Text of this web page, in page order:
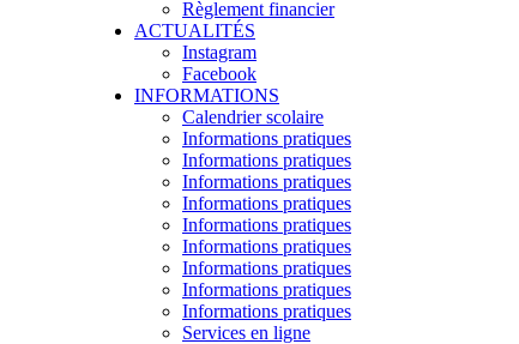
Règlement financier
ACTUALITÉS
Instagram
Facebook
INFORMATIONS
Calendrier scolaire
Informations pratiques
Informations pratiques
Informations pratiques
Informations pratiques
Informations pratiques
Informations pratiques
Informations pratiques
Informations pratiques
Informations pratiques
Services en ligne